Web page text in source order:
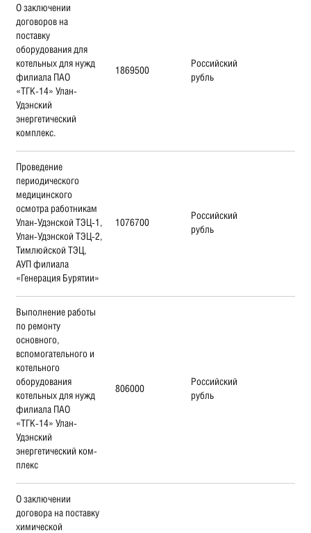
О заключении
договоров на
поставку
оборудования для
котельных для нужд
филиала ПАО
«ТГК-14» Улан-
Удэнский
энергетический
комплекс.
1869500
Российский
рубль
Проведение
периодического
медицинского
осмотра работникам
Улан-Удэнской ТЭЦ-1,
Улан-Удэнской ТЭЦ-2,
Тимлюйской ТЭЦ,
АУП филиала
«Генерация Бурятии»
1076700
Российский
рубль
Выполнение работы
по ремонту
основного,
вспомогательного и
котельного
оборудования
котельных для нужд
филиала ПАО
«ТГК-14» Улан-
Удэнский
энергетический ком-
плекс
806000
Российский
рубль
О заключении
договора на поставку
химической